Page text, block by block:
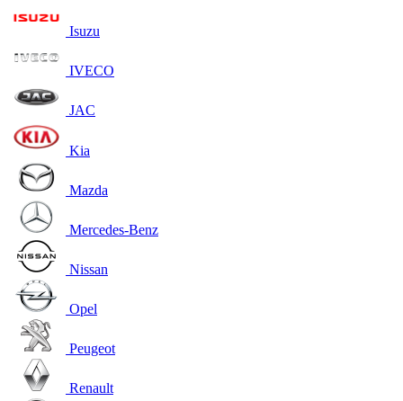
Isuzu
IVECO
JAC
Kia
Mazda
Mercedes-Benz
Nissan
Opel
Peugeot
Renault